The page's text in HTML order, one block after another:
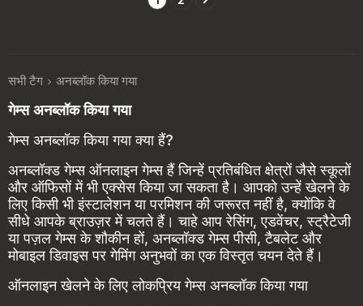
सभी टैग अनब्लॉक किया गया
गेम्स अनब्लॉक किया गया
गेम्स अनब्लॉक किया गया क्या हैं?
अनब्लॉक्ड गेम्स ऑनलाइन गेम्स हैं जिन्हें प्रतिबंधित क्षेत्रों जैसे स्कूलों
और ऑफिसों में भी एक्सेस किया जा सकता है। आपको उन्हें खेलने के
लिए किसी भी इंस्टालेशन या परमिशन की जरूरत नहीं है, क्योंकि वे
सीधे आपके ब्राउज़र में चलते हैं। चाहे आप रेसिंग, एडवेंचर, स्ट्रैटेजी
या पज़ल गेम्स के शौकीन हों, अनब्लॉक्ड गेम्स पीसी, टैबलेट और
मोबाइल डिवाइस पर गेमिंग अनुभवों का एक विस्तृत चयन देते हैं।
ऑनलाइन खेलने के लिए लोकप्रिय गेम्स अनब्लॉक किया गया